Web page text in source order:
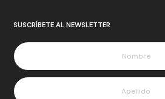
SUSCRÍBETE AL NEWSLETTER